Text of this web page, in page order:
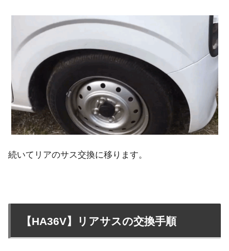
続いてリアのサス交換に移ります。
【HA36V】リアサスの交換手順